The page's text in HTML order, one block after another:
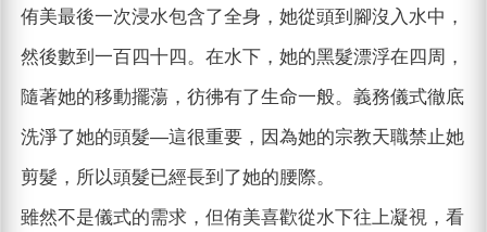
侑美最後一次浸水包含了全身，她從頭到腳沒入水中，
然後數到一百四十四。在水下，她的黑髮漂浮在四周，
隨著她的移動擺蕩，彷彿有了生命一般。義務儀式徹底
洗淨了她的頭髮—這很重要，因為她的宗教天職禁止她
剪髮，所以頭髮已經長到了她的腰際。
雖然不是儀式的需求，但侑美喜歡從水下往上凝視，看